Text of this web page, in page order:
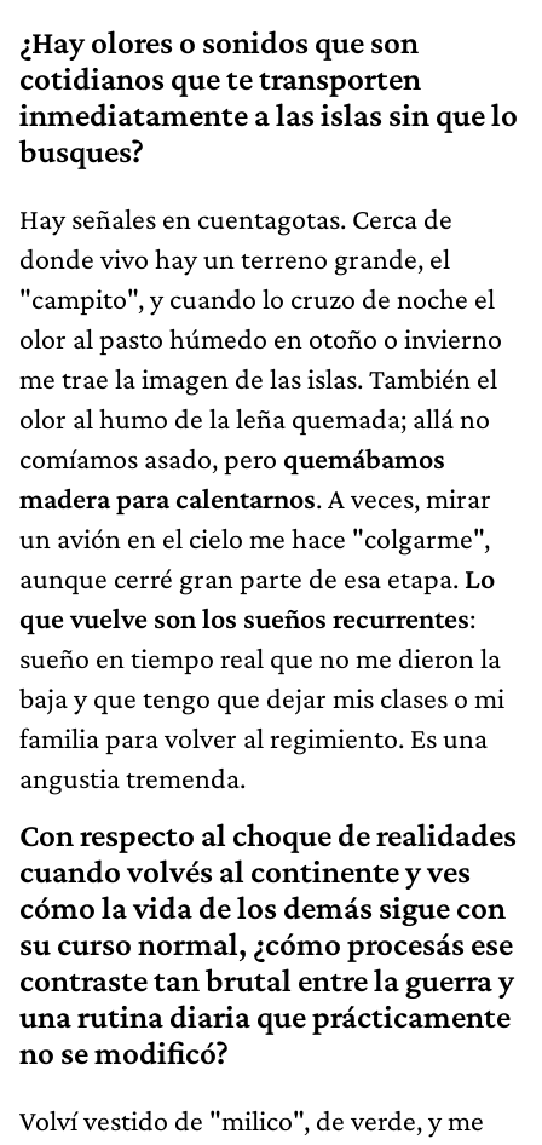
¿Hay olores o sonidos que son
cotidianos que te transporten
inmediatamente a las islas sin que lo
busques?
Hay señales en cuentagotas. Cerca de
donde vivo hay un terreno grande, el
"campito", y cuando lo cruzo de noche el
olor al pasto húmedo en otoño o invierno
me trae la imagen de las islas. También el
olor al humo de la leña quemada; allá no
comíamos asado, pero quemábamos
madera para calentarnos. A veces, mirar
un avión en el cielo me hace "colgarme",
aunque cerré gran parte de esa etapa. Lo
que vuelve son los sueños recurrentes:
sueño en tiempo real que no me dieron la
baja y que tengo que dejar mis clases o mi
familia para volver al regimiento. Es una
angustia tremenda.
Con respecto al choque de realidades
cuando volvés al continente y ves
cómo la vida de los demás sigue con
su curso normal, ¿cómo procesás ese
contraste tan brutal entre la guerra y
una rutina diaria que prácticamente
no se modificó?
Volví vestido de "milico", de verde, y me